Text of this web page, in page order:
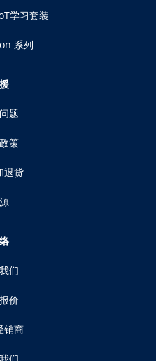
学习套装
系列
题
策
退货
们
价
销商